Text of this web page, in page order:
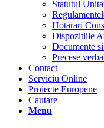
Statutul
Hotarari
Dispozitiile
Documente
Precese
Contact
Serviciu Online
Proiecte Europene
Cautare
Menu